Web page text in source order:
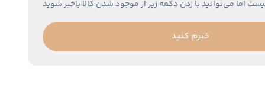
اما می‌توانید با زدن دکمه زیر از موجود شدن کالا باخبر شوید
خبرم کنید